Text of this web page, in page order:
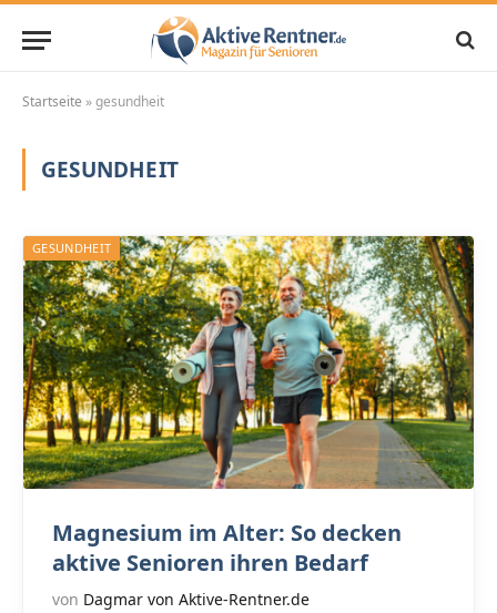
Startseite »gesundheit
GESUNDHEIT
GESUNDHEIT
Magnesium im Alter: So decken
aktive Senioren ihren Bedarf
von Dagmar von Aktive-Rentner.de